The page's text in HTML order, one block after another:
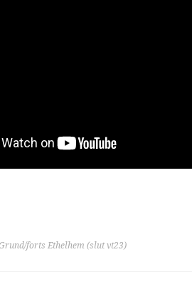
forts Ethelhem (slut vt23)